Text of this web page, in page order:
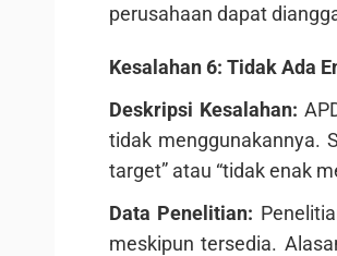
perusahaan dapat
Kesalahan 6: Tidak Ada
Deskripsi Kesalahan:
tidak menggunakannya.
target” atau “tidak enak
Data Penelitian:
meskipun tersedia.